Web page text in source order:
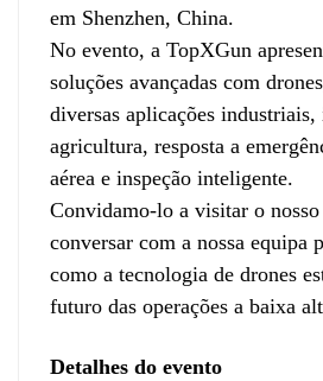
em Shenzhen, China.
No evento, a TopXGun
soluções avançadas com
diversas aplicações
agricultura, resposta a
aérea e inspeção inteligente.
Convidamo-lo a visitar o nosso
conversar com a nossa equipa
como a tecnologia de drones
futuro das operações a baixa
Detalhes do evento